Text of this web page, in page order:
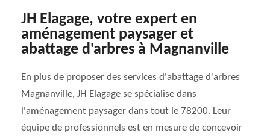
JH Elagage, votre expert en
aménagement paysager et
abattage d'arbres à Magnanville
En plus de proposer des services d'abattage d'arbres
Magnanville, JH Elagage se spécialise dans
l'aménagement paysager dans tout le 78200. Leur
équipe de professionnels est en mesure de concevoir